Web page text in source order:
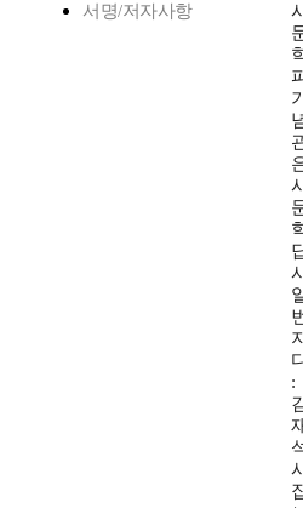
서명/저자사항
시
기
시
지
:
시